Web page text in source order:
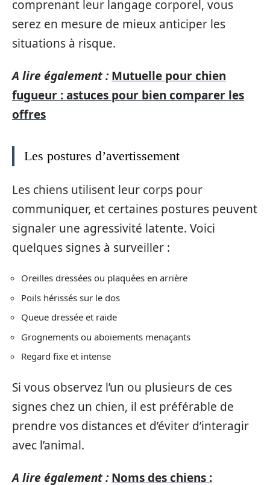
comprenant leur langage corporel, vous
serez en mesure de mieux anticiper les
situations à risque.
A lire également : Mutuelle pour chien
fugueur : astuces pour bien comparer les
offres
Les postures d’avertissement
Les chiens utilisent leur corps pour
communiquer, et certaines postures peuvent
signaler une agressivité latente. Voici
quelques signes à surveiller :
Oreilles dressées ou plaquées en arrière
Poils hérissés sur le dos
Queue dressée et raide
Grognements ou aboiements menaçants
Regard fixe et intense
Si vous observez l’un ou plusieurs de ces
signes chez un chien, il est préférable de
prendre vos distances et d’éviter d’interagir
avec l’animal.
A lire également : Noms des chiens :